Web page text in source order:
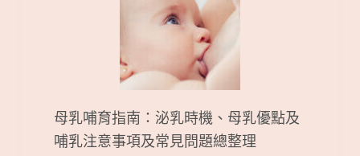
母乳哺育指南：泌乳時機、母乳優點及
哺乳注意事項及常見問題總整理